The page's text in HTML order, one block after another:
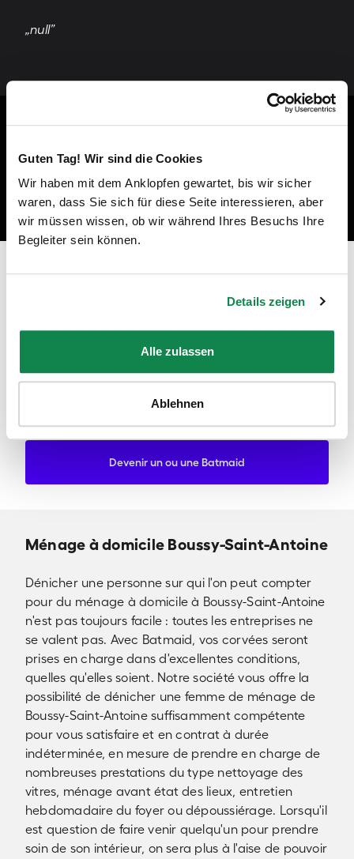
Guten Tag! Wir sind die Cookies
Wir haben mit dem Anklopfen gewartet, bis wir sicher
waren, dass Sie sich für diese Seite interessieren, aber
wir müssen wissen, ob wir während Ihres Besuchs Ihre
Begleiter sein können.
Details zeigen
Alle zulassen
Ablehnen
„null”
Prêt à devenir un professionnel du
nettoyage à Boussy-Saint-Antoine ?
"En tant qu'employée Batmaid, je peux travailler avec des
clients privés ou pour des ménages de fin de bail, dans les
Julia DS -Professionnelle du ménage chez Batmaid
Devenir un ou une Batmaid
Ménage à domicile Boussy-Saint-Antoine
Dénicher une personne sur qui l'on peut compter
pour du ménage à domicile à Boussy-Saint-Antoine
n'est pas toujours facile : toutes les entreprises ne
se valent pas. Avec Batmaid, vos corvées seront
prises en charge dans d'excellentes conditions,
quelles qu'elles soient. Notre société vous offre la
possibilité de dénicher une femme de ménage de
Boussy-Saint-Antoine suffisamment compétente
pour vous satisfaire et en contrat à durée
indéterminée, en mesure de prendre en charge de
nombreuses prestations du type nettoyage des
vitres, ménage avant état des lieux, entretien
hebdomadaire du foyer ou dépoussiérage. Lorsqu'il
est question de faire venir quelqu'un pour prendre
soin de son intérieur, on sera plus à l'aise de pouvoir